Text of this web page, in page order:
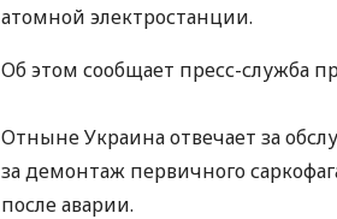
атомной электростанции.
Об этом сообщает пресс-служба
Отныне Украина отвечает за
за демонтаж первичного
после аварии.